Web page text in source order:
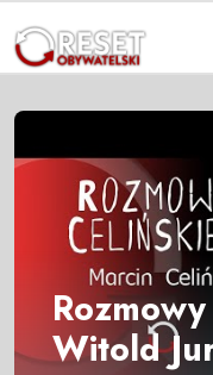
Witold